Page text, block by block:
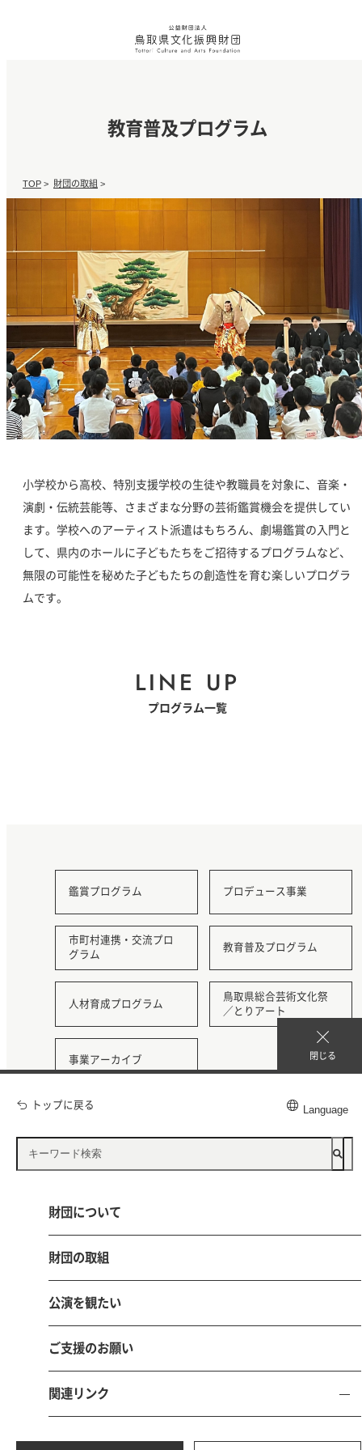
閉じる
トップに戻る Language
財団について
財団の取組
公演を観たい
ご支援のお願い
関連リンク
教育普及プログラム
TOP > 財団の取組 >
小学校から高校、特別支援学校の生徒や教職員を対象に、音楽・
演劇・伝統芸能等、さまざまな分野の芸術鑑賞機会を提供してい
ます。学校へのアーティスト派遣はもちろん、劇場鑑賞の入門と
して、県内のホールに子どもたちをご招待するプログラムなど、
無限の可能性を秘めた子どもたちの創造性を育む楽しいプログラ
ムです。
LINE UP
プログラム一覧
鑑賞プログラム プロデュース事業
市町村連携・交流プロ
グラム
教育普及プログラム
人材育成プログラム
鳥取県総合芸術文化祭
／とりアート
事業アーカイブ
〒680-0017 鳥取市尚徳町101-5
とりぎん文化会館（鳥取県立県民文化会館）内